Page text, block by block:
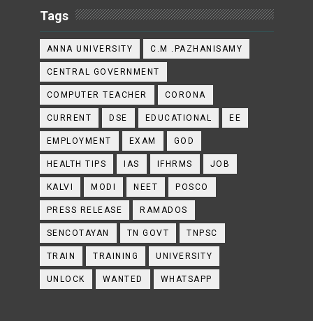
Tags
ANNA UNIVERSITY C.M .PAZHANISAMY
CENTRAL GOVERNMENT
COMPUTER TEACHER CORONA
CURRENT DSE EDUCATIONAL EE
EMPLOYMENT EXAM GOD
HEALTH TIPS IAS IFHRMS JOB
KALVI MODI NEET POSCO
PRESS RELEASE RAMADOS
SENCOTAYAN TN GOVT TNPSC
TRAIN TRAINING UNIVERSITY
UNLOCK WANTED WHATSAPP